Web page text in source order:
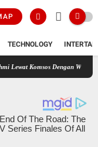
TECHNOLOGY
Dengan Warga Masyarakat